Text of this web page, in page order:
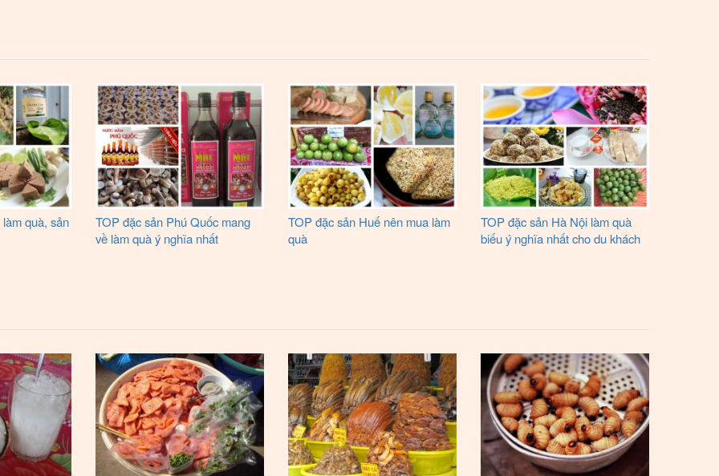
quà, sản
TOP đặc sản Phú Quốc mang
về làm quà ý nghĩa nhất
TOP đặc sản Huế nên mua làm
quà
TOP đặc sản Hà Nội làm quà
biếu ý nghĩa nhất cho du khách